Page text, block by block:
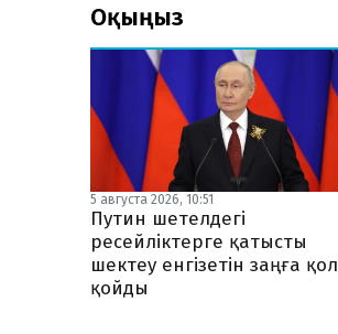
Оқыңыз
5 августа 2026, 10:51
Путин шетелдегі
ресейліктерге қатысты
шектеу енгізетін заңға қол
қойды